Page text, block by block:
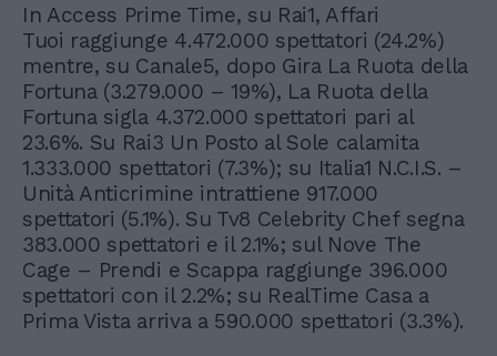
In Access Prime Time, su Rai1, Affari
Tuoi raggiunge 4.472.000 spettatori (24.2%)
mentre, su Canale5, dopo Gira La Ruota della
Fortuna (3.279.000 – 19%), La Ruota della
Fortuna sigla 4.372.000 spettatori pari al
23.6%. Su Rai3 Un Posto al Sole calamita
1.333.000 spettatori (7.3%); su Italia1 N.C.I.S. –
Unità Anticrimine intrattiene 917.000
spettatori (5.1%). Su Tv8 Celebrity Chef segna
383.000 spettatori e il 2.1%; sul Nove The
Cage – Prendi e Scappa raggiunge 396.000
spettatori con il 2.2%; su RealTime Casa a
Prima Vista arriva a 590.000 spettatori (3.3%).